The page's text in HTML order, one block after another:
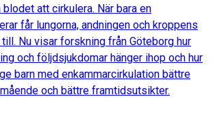
att cirkulera. När bara en
får lungorna, andningen och kroppens
Nu visar forskning från Göteborg hur
och följdsjukdomar hänger ihop och hur
barn med enkammarcirkulation bättre
och bättre framtidsutsikter.